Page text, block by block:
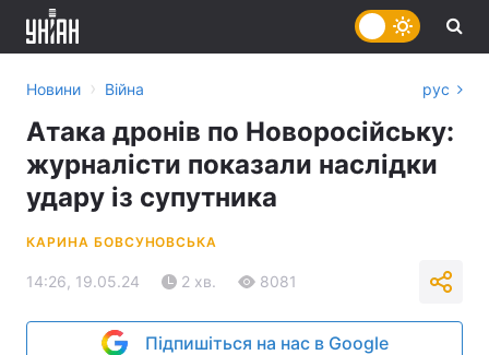
Новини › Війна рус
Атака дронів по Новоросійську:
журналісти показали наслідки
удару із супутника
КАРИНА БОВСУНОВСЬКА
14:26, 19.05.24 2 хв. 8081
Підпишіться на нас в Google